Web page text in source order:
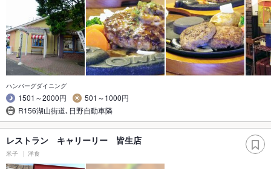
ハンバーグダイニング
1501～2000円
501～1000円
R156湖山街道､日野自動車隣
レストラン キャリーリー 皆生店
米子 洋食